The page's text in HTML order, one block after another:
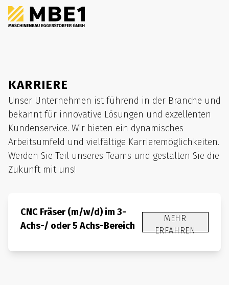
KARRIERE
Unser Unternehmen ist führend in der Branche und
bekannt für innovative Lösungen und exzellenten
Kundenservice. Wir bieten ein dynamisches
Arbeitsumfeld und vielfältige Karrieremöglichkeiten.
Werden Sie Teil unseres Teams und gestalten Sie die
Zukunft mit uns!
CNC Fräser (m/w/d) im 3-
Achs-/ oder 5 Achs-Bereich
MEHR
ERFAHREN